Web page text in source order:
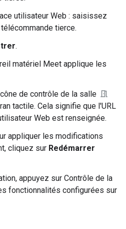
utilisateur Web : saisissez
tierce.
.
matériel Meet applique les
de contrôle de la salle
tactile. Cela signifie que l'URL
Web est renseignée.
appliquer les modifications
cliquez sur Redémarrer
appuyez sur Contrôle de la
fonctionnalités configurées sur